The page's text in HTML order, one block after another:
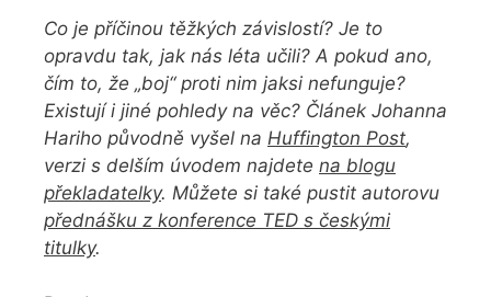
Co je příčinou těžkých závislostí? Je to
opravdu tak, jak nás léta učili? A pokud ano,
čím to, že „boj“ proti nim jaksi nefunguje?
Existují i jiné pohledy na věc? Článek Johanna
Hariho původně vyšel na Huffington Post,
verzi s delším úvodem najdete na blogu
překladatelky. Můžete si také pustit autorovu
přednášku z konference TED s českými
titulky.